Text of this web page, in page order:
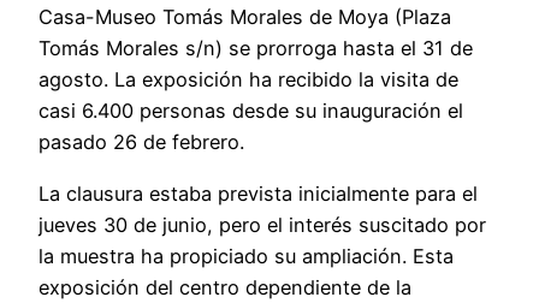
Casa-Museo Tomás Morales de Moya (Plaza
Tomás Morales s/n) se prorroga hasta el 31 de
agosto. La exposición ha recibido la visita de
casi 6.400 personas desde su inauguración el
pasado 26 de febrero.
La clausura estaba prevista inicialmente para el
jueves 30 de junio, pero el interés suscitado por
la muestra ha propiciado su ampliación. Esta
exposición del centro dependiente de la